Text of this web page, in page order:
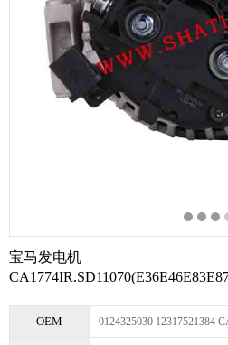
宝马发电机
OEM 0124325030 12317521384